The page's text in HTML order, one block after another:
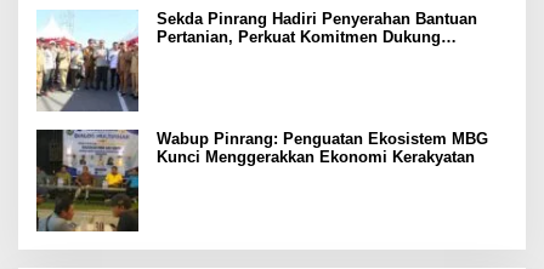
Sekda Pinrang Hadiri Penyerahan Bantuan
Pertanian, Perkuat Komitmen Dukung
Wabup Pinrang: Penguatan Ekosistem MBG
Kunci Menggerakkan Ekonomi Kerakyatan